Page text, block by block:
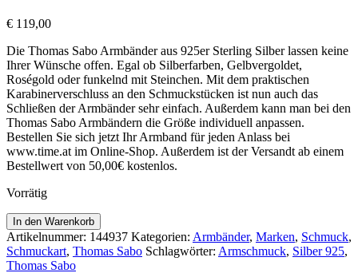
€ 119,00
Die Thomas Sabo Armbänder aus 925er Sterling Silber lassen keine
Ihrer Wünsche offen. Egal ob Silberfarben, Gelbvergoldet,
Roségold oder funkelnd mit Steinchen. Mit dem praktischen
Karabinerverschluss an den Schmuckstücken ist nun auch das
Schließen der Armbänder sehr einfach. Außerdem kann man bei den
Thomas Sabo Armbändern die Größe individuell anpassen.
Bestellen Sie sich jetzt Ihr Armband für jeden Anlass bei
www.time.at im Online-Shop. Außerdem ist der Versandt ab einem
Bestellwert von 50,00€ kostenlos.
Vorrätig
Thomas
Sabo
Armschmuck
Armband
In den Warenkorb
Artikelnummer: 144937 Kategorien: Armbänder, Marken, Schmuck,
Schmuckart, Thomas Sabo Schlagwörter: Armschmuck, Silber 925,
Thomas Sabo